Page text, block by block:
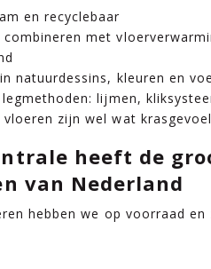
en recyclebaar
met
natuurdessins, kleuren en
lijmen,
vloeren zijn wel wat
heeft de
van Nederland
hebben we op voorraad